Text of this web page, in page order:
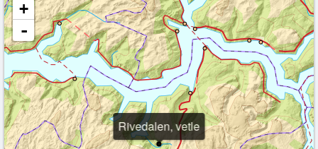
Rivedalen, vetle
+
-